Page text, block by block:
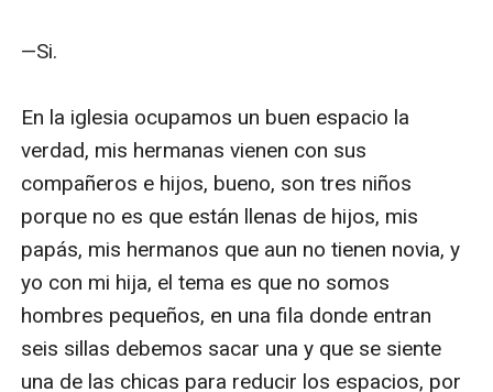
—Si.
En la iglesia ocupamos un buen espacio la
verdad, mis hermanas vienen con sus
compañeros e hijos, bueno, son tres niños
porque no es que están llenas de hijos, mis
papás, mis hermanos que aun no tienen novia, y
yo con mi hija, el tema es que no somos
hombres pequeños, en una fila donde entran
seis sillas debemos sacar una y que se siente
una de las chicas para reducir los espacios, por